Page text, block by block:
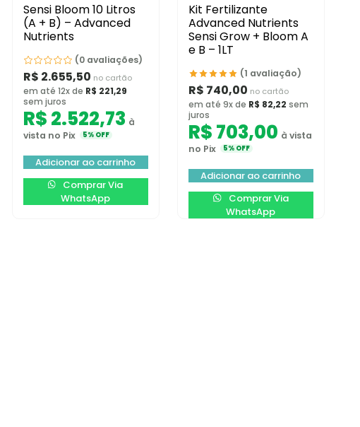
Sensi Bloom 10 Litros
(A + B) – Advanced
Nutrients
(0 avaliações)
R$ 2.655,50 no cartão
em até 12x de R$ 221,29
sem juros
R$2.522,73 à
vista no Pix
5% OFF
Adicionar ao carrinho
Comprar Via
WhatsApp
Kit Fertilizante
Advanced Nutrients
Sensi Grow + Bloom A
e B – 1LT
(1 avaliação)
R$ 740,00 no cartão
em até 9x de R$ 82,22 sem
juros
R$703,00 à vista
no Pix
5% OFF
Adicionar ao carrinho
Comprar Via
WhatsApp